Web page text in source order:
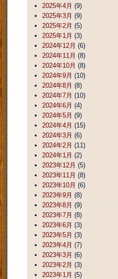
2025年4月 (9)
2025年3月 (9)
2025年2月 (5)
2025年1月 (3)
2024年12月 (6)
2024年11月 (8)
2024年10月 (8)
2024年9月 (10)
2024年8月 (8)
2024年7月 (10)
2024年6月 (4)
2024年5月 (9)
2024年4月 (15)
2024年3月 (6)
2024年2月 (11)
2024年1月 (2)
2023年12月 (5)
2023年11月 (8)
2023年10月 (6)
2023年9月 (8)
2023年8月 (9)
2023年7月 (8)
2023年6月 (3)
2023年5月 (3)
2023年4月 (7)
2023年3月 (6)
2023年2月 (3)
2023年1月 (5)